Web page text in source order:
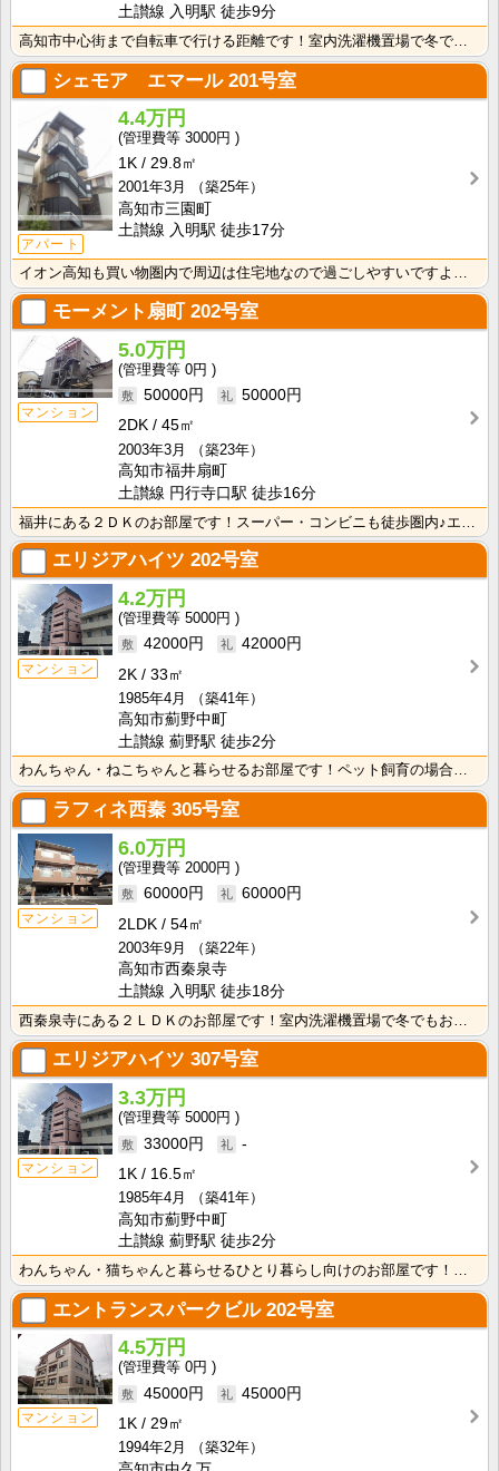
土讃線 入明駅 徒歩9分
シェモア エマール201号室
アパート
4.4万円
3000円
1K
29.8㎡
2001年3月
（築25年）
高知市三園町
土讃線 入明駅 徒歩17分
モーメント扇町202号室
マンション
5.0万円
0円
50000円
50000円
2DK
45㎡
2003年3月
（築23年）
高知市福井扇町
土讃線 円行寺口駅 徒歩16分
エリジアハイツ 202号室
マンション
4.2万円
5000円
42000円
42000円
2K
33㎡
1985年4月
（築41年）
高知市薊野中町
土讃線 薊野駅 徒歩2分
わんちゃん・ねこちゃんと暮らせるお部屋です！ペット飼育の場合は敷金2ヶ月・礼金1ヶ月要 水道料は共益･･･
ラフィネ西秦 305号室
マンション
6.0万円
2000円
60000円
60000円
2LDK
54㎡
2003年9月
（築22年）
高知市西秦泉寺
土讃線 入明駅 徒歩18分
エリジアハイツ 307号室
マンション
3.3万円
5000円
33000円
-
1K
16.5㎡
1985年4月
（築41年）
高知市薊野中町
土讃線 薊野駅 徒歩2分
エントランスパークビル202号室
マンション
4.5万円
0円
45000円
45000円
1K
29㎡
1994年2月
（築32年）